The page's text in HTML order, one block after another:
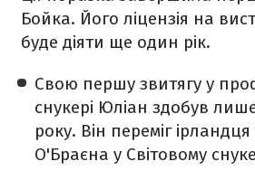
Бойка. Його ліцензія на
буде діяти ще один рік.
Свою першу звитягу у
снукері Юліан здобув
року. Він переміг
О'Браєна у Світовому